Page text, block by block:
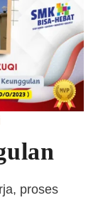
proses